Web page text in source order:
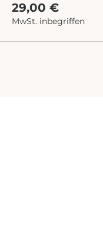
29,00 €
MwSt. inbegriffen